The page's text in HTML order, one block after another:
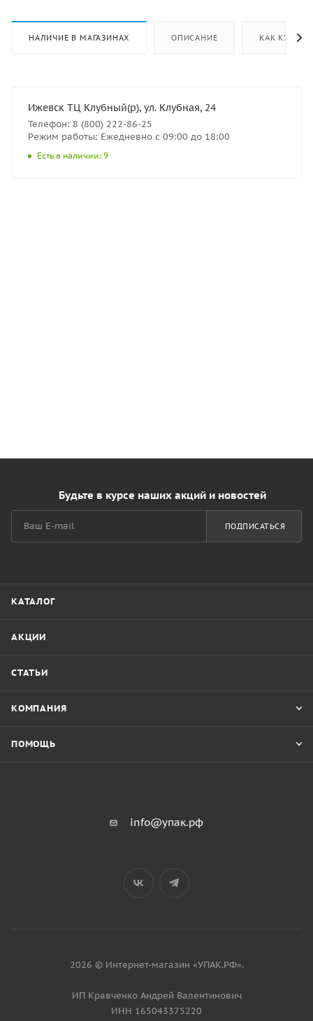
НАЛИЧИЕ В МАГАЗИНАХ ОПИСАНИЕ КАК КУПИТЬ
Ижевск ТЦ Клубный(р), ул. Клубная, 24
Телефон: 8 (800) 222-86-25
Режим работы: Ежедневно с 09:00 до 18:00
Есть в наличии: 9
Будьте в курсе наших акций и новостей
ПОДПИСАТЬСЯ
КАТАЛОГ
АКЦИИ
СТАТЬИ
КОМПАНИЯ
ПОМОЩЬ
info@упак.рф
2026 © Интернет-магазин «УПАК.РФ».
ИП Кравченко Андрей Валентинович
ИНН 165043375220